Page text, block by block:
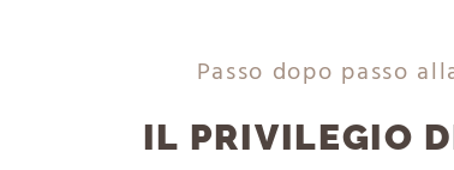
Passo dopo passo
IL PRIVILEGIO